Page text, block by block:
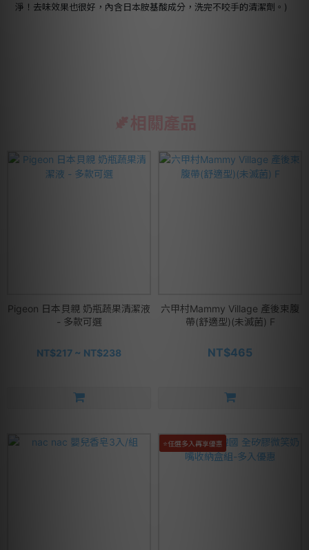
淨！去味效果也很好，內含日本胺基酸成分，洗完不咬手的清潔劑。)
相關產品
Pigeon 日本貝親 奶瓶蔬果清潔液
- 多款可選
NT$217 ~ NT$238
六甲村Mammy Village 產後束腹
帶(舒適型)(未滅菌) F
NT$465
⭐任選多入再享優惠